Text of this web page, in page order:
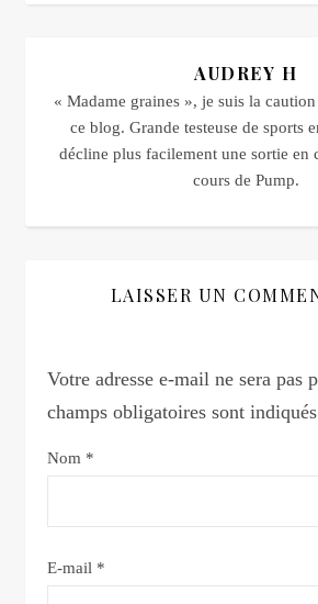
AUDREY H
« Madame graines », je suis la
ce blog. Grande testeuse de sports
décline plus facilement une sortie en
cours de Pump.
LAISSER UN
Votre adresse e-mail ne sera pas
champs obligatoires sont
Nom *
E-mail *